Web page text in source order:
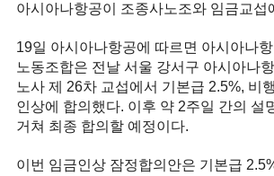
아시아나항공이 조종사노조와 임금교섭
19일 아시아나항공에 따르면 아시아나
노동조합은 전날 서울 강서구 아시아나
노사 제 26차 교섭에서 기본급 2.5%, 비
인상에 합의했다. 이후 약 2주일 간의 설
거쳐 최종 합의할 예정이다.
이번 임금인상 잠정합의안은 기본급